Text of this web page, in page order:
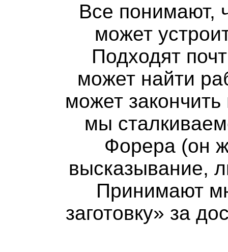
Все понимают,
может
Подходят
может найти
может
мы
Форера (он
высказывание,
Принимают
заготовку» за